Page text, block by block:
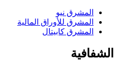
المشرق نيو
المشرق للأوراق المالية
المشرق كابيتال
الشفافية